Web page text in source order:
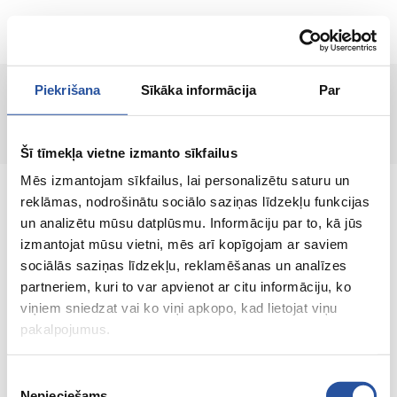
Piekrišana Sīkāka informācija Par
Šī tīmekļa vietne izmanto sīkfailus
Mēs izmantojam sīkfailus, lai personalizētu saturu un
reklāmas, nodrošinātu sociālo saziņas līdzekļu funkcijas
un analizētu mūsu datplūsmu. Informāciju par to, kā jūs
izmantojat mūsu vietni, mēs arī kopīgojam ar saviem
sociālās saziņas līdzekļu, reklamēšanas un analīzes
partneriem, kuri to var apvienot ar citu informāciju, ko
viņiem sniedzat vai ko viņi apkopo, kad lietojat viņu
pakalpojumus.
LT
Puslapis nerastas!
Internetinė parduotuvė su palankiomis
kainomis ir kokybiškomis prekėmis, kurioje
klientų pasitenkinimas yra mūsų pagrindinė
vertybė.
Viskas Tavo namams ir sodui!